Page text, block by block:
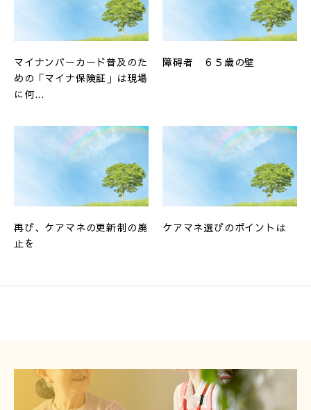
マイナンバーカード普及のた
めの「マイナ保険証」は現場
に何...
障碍者 ６５歳の壁
再び、ケアマネの更新制の廃
止を
ケアマネ選びのポイントは